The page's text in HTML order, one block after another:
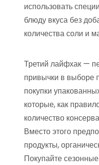
использовать
блюду вкуса без
количества соли и
Третий лайфхак —
привычки в выборе
покупки
которые, как
количество
Вместо этого
продукты,
Покупайте